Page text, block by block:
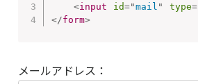
<input id="mail " type=
</form>
メールアドレス：